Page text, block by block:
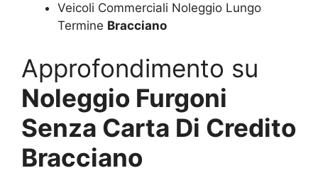
Veicoli Commerciali Noleggio Lungo
Termine Bracciano
Approfondimento su
Noleggio Furgoni
Senza Carta Di Credito
Bracciano